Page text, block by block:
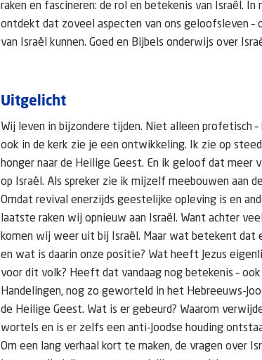
raken en fascineren: de rol en betekenis van Israël.
ontdekt dat zoveel aspecten van ons geloofsleven –
van Israël kunnen. Goed en Bijbels onderwijs over
Uitgelicht
Wij leven in bijzondere tijden. Niet alleen profetisch
ook in de kerk zie je een ontwikkeling. Ik zie op
honger naar de Heilige Geest. En ik geloof dat meer
op Israël. Als spreker zie ik mijzelf meebouwen aan
Omdat revival enerzijds geestelijke opleving is en
laatste raken wij opnieuw aan Israël. Want achter
komen wij weer uit bij Israël. Maar wat betekent dat
en wat is daarin onze positie? Wat heeft Jezus
voor dit volk? Heeft dat vandaag nog betekenis –
Handelingen, nog zo geworteld in het Hebreeuws-
de Heilige Geest. Wat is er gebeurd? Waarom
wortels en is er zelfs een anti-Joodse houding
Om een lang verhaal kort te maken, de vragen over